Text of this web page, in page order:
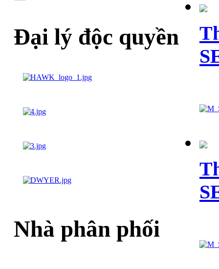
Đại lý độc quyền
Nhà phân phối